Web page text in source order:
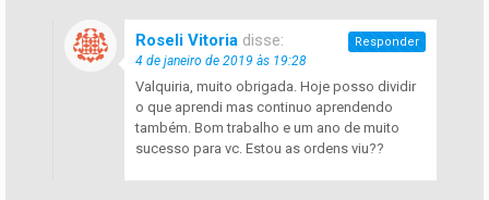
Roseli Vitoria disse:
4 de janeiro de 2019 às 19:28
Valquiria, muito obrigada. Hoje posso dividir
o que aprendi mas continuo aprendendo
também. Bom trabalho e um ano de muito
sucesso para vc. Estou as ordens viu??
Responder